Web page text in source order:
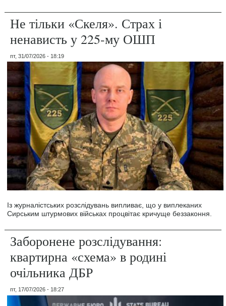
Не тільки «Скеля». Страх і
ненависть у 225-му ОШП
пт, 31/07/2026 - 18:19
Із журналістських розслідувань випливає, що у виплеканих
Сирським штурмових військах процвітає кричуще беззаконня.
Заборонене розслідування:
квартирна «схема» в родині
очільника ДБР
пт, 17/07/2026 - 18:27